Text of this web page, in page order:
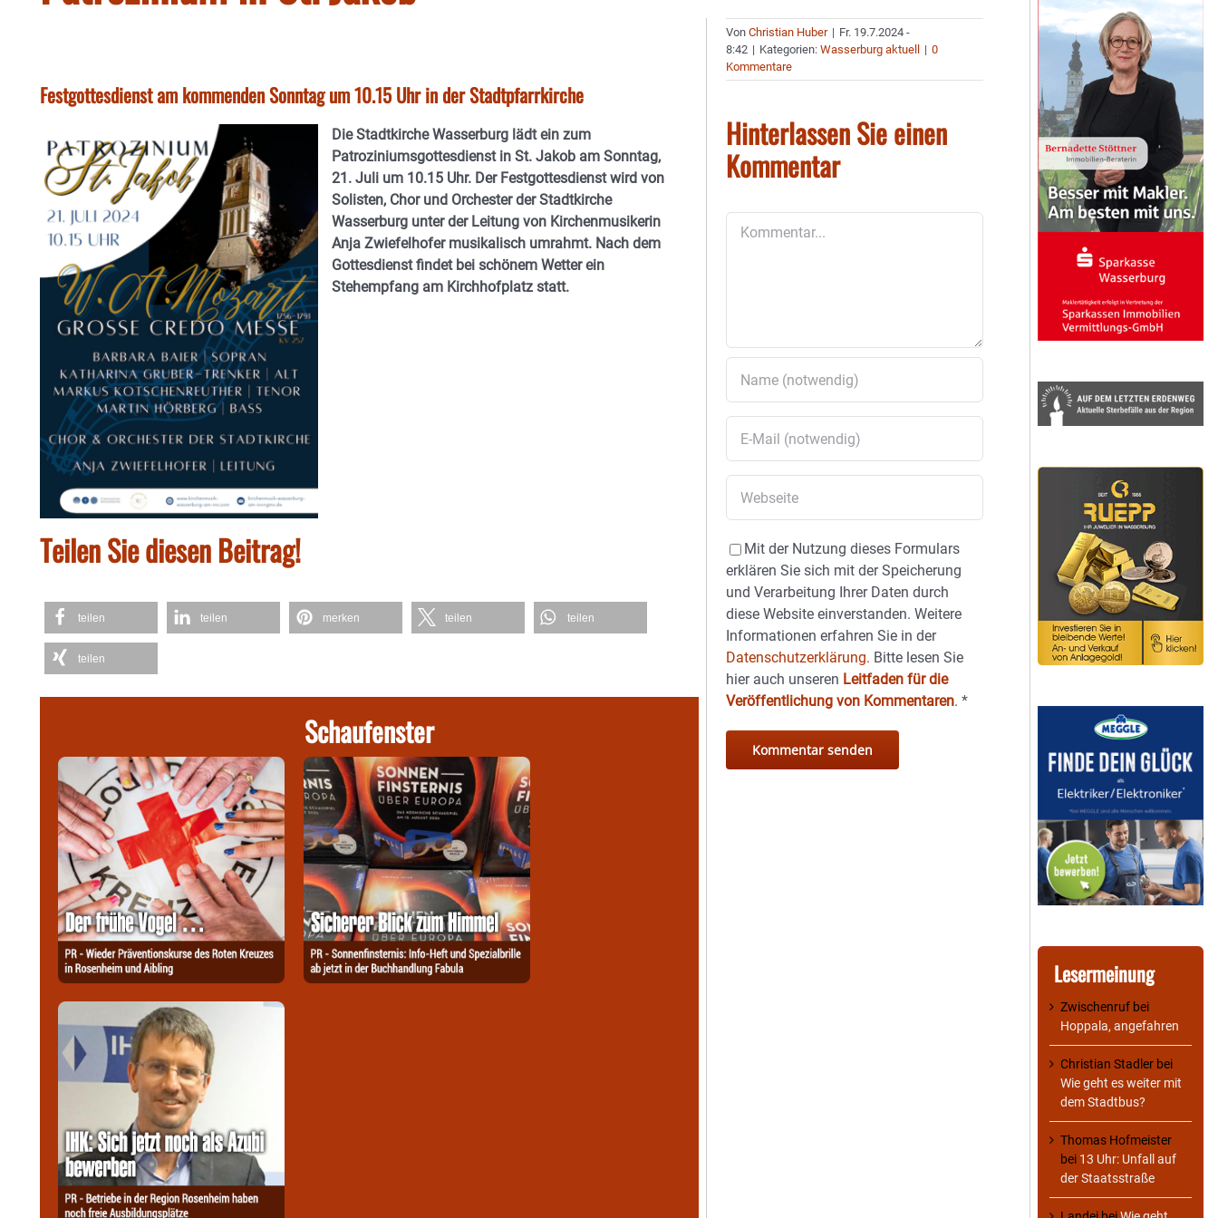
Festgottesdienst am kommenden Sonntag um 10.15 Uhr in der Stadtpfarrkirche
Die Stadtkirche Wasserburg lädt ein zum
Patroziniumsgottesdienst in St. Jakob am Sonntag,
21. Juli um 10.15 Uhr. Der Festgottesdienst wird von
Solisten, Chor und Orchester der Stadtkirche
Wasserburg unter der Leitung von Kirchenmusikerin
Anja Zwiefelhofer musikalisch umrahmt. Nach dem
Gottesdienst findet bei schönem Wetter ein
Stehempfang am Kirchhofplatz statt.
Teilen Sie diesen Beitrag!
teilen teilen merken teilen teilen
teilen
Schaufenster
VonChristian Huber | Fr. 19.7.2024 -
8:42 | Kategorien:Wasserburg aktuell | 0
Kommentare
Hinterlassen Sie einen
Kommentar
Mit der Nutzung dieses Formulars
erklären Sie sich mit der Speicherung
und Verarbeitung Ihrer Daten durch
diese Website einverstanden. Weitere
Informationen erfahren Sie in der
Datenschutzerklärung. Bitte lesen Sie
hier auch unseren Leitfaden für die
Veröffentlichung von Kommentaren.*
Lesermeinung
Zwischenruf bei
Hoppala, angefahren
Christian Stadler bei
Wie geht es weiter mit
dem Stadtbus?
Thomas Hofmeister
bei 13 Uhr: Unfall auf
der Staatsstraße